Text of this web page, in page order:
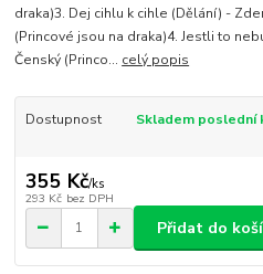
draka)3. Dej cihlu k cihle (Dělání) -
(Princové jsou na draka)4. Jestli to
Čenský (Princo... celý popis
Dostupnost Skladem poslední
355 Kč/ks
293 Kč bez DPH
Přidat do